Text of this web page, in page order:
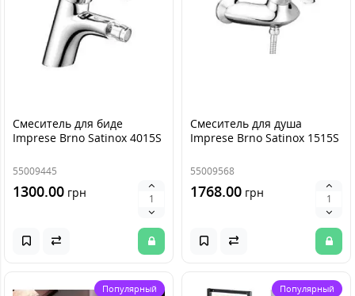
Смеситель для биде
Imprese Brno Satinox 4015S
55009445
1300.00 грн
Смеситель для душа
Imprese Brno Satinox 1515S
55009568
1768.00 грн
Популярный Популярный